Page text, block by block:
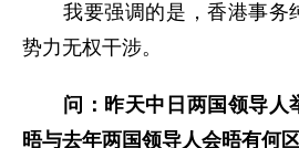
我要强调的是，香港事务
势力无权干涉。
问： 昨天中日两国领导人
晤与去年两国领导人会晤有何